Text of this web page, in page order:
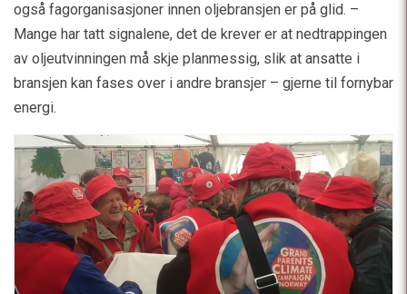
også fagorganisasjoner innen oljebransjen er på glid. –
Mange har tatt signalene, det de krever er at nedtrappingen
av oljeutvinningen må skje planmessig, slik at ansatte i
bransjen kan fases over i andre bransjer – gjerne til fornybar
energi.